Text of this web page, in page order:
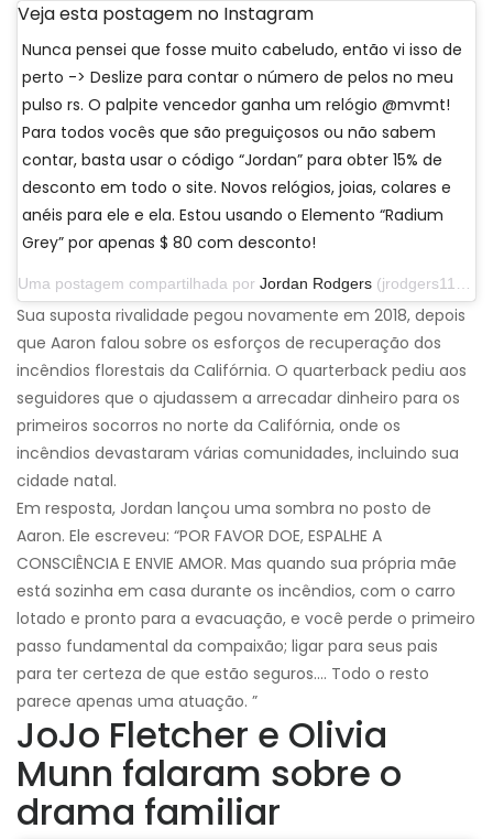
Veja esta postagem no Instagram
Nunca pensei que fosse muito cabeludo, então vi isso de
perto -> Deslize para contar o número de pelos no meu
pulso rs. O palpite vencedor ganha um relógio @mvmt!
Para todos vocês que são preguiçosos ou não sabem
contar, basta usar o código “Jordan” para obter 15% de
desconto em todo o site. Novos relógios, joias, colares e
anéis para ele e ela. Estou usando o Elemento “Radium
Grey” por apenas $ 80 com desconto!
Uma postagem compartilhada por Jordan Rodgers (jrodgers11) em 29 de setembro de 2019 às 13h07 PDT
Sua suposta rivalidade pegou novamente em 2018, depois
que Aaron falou sobre os esforços de recuperação dos
incêndios florestais da Califórnia. O quarterback pediu aos
seguidores que o ajudassem a arrecadar dinheiro para os
primeiros socorros no norte da Califórnia, onde os
incêndios devastaram várias comunidades, incluindo sua
cidade natal.
Em resposta, Jordan lançou uma sombra no posto de
Aaron. Ele escreveu: “POR FAVOR DOE, ESPALHE A
CONSCIÊNCIA E ENVIE AMOR. Mas quando sua própria mãe
está sozinha em casa durante os incêndios, com o carro
lotado e pronto para a evacuação, e você perde o primeiro
passo fundamental da compaixão; ligar para seus pais
para ter certeza de que estão seguros…. Todo o resto
parece apenas uma atuação. ”
JoJo Fletcher e Olivia
Munn falaram sobre o
drama familiar